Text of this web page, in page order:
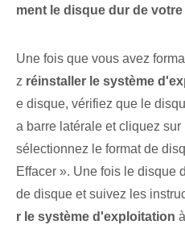
ment le disque dur de
Une fois que vous avez
z réinstaller le⁢ système
e disque, vérifiez que le
a barre latérale et cliquez
sélectionnez le format de
Effacer ». Une fois le disque
de disque et suivez les
r le système d'exploitation